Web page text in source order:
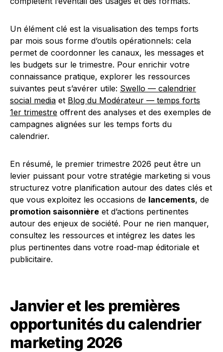
Un élément clé est la visualisation des temps forts
par mois sous forme d’outils opérationnels: cela
permet de coordonner les canaux, les messages et
les budgets sur le trimestre. Pour enrichir votre
connaissance pratique, explorer les ressources
suivantes peut s’avérer utile: Swello — calendrier
social media et Blog du Modérateur — temps forts
1er trimestre offrent des analyses et des exemples de
campagnes alignées sur les temps forts du
calendrier.
En résumé, le premier trimestre 2026 peut être un
levier puissant pour votre stratégie marketing si vous
structurez votre planification autour des dates clés et
que vous exploitez les occasions de lancements, de
promotion saisonnière et d’actions pertinentes
autour des enjeux de société. Pour ne rien manquer,
consultez les ressources et intégrez les dates les
plus pertinentes dans votre road-map éditoriale et
publicitaire.
Janvier et les premières
opportunités du calendrier
marketing 2026